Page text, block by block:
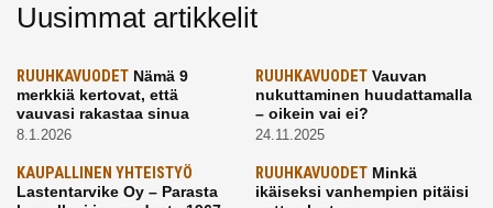
Uusimmat artikkelit
RUUHKAVUODET Nämä 9
merkkiä kertovat, että
vauvasi rakastaa sinua
8.1.2026
RUUHKAVUODETVauvan
nukuttaminen huudattamalla
– oikein vai ei?
24.11.2025
KAUPALLINEN YHTEISTYÖ
Lastentarvike Oy – Parasta
RUUHKAVUODETMinkä
ikäiseksi vanhempien pitäisi